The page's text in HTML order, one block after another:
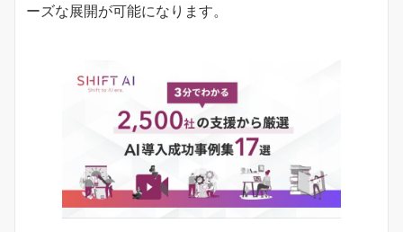
ーズな展開が可能になります。